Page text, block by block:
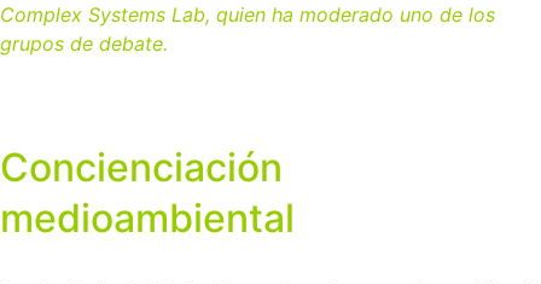
Complex Systems Lab, quien ha moderado uno de los
grupos de debate.
Concienciación
medioambiental